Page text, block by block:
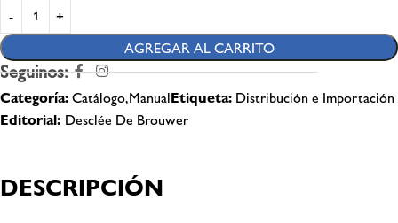
AGREGAR AL CARRITO
Seguinos:
Categoría:Catálogo,ManualEtiqueta: Distribución e Importación
Editorial: Desclée De Brouwer
DESCRIPCIÓN